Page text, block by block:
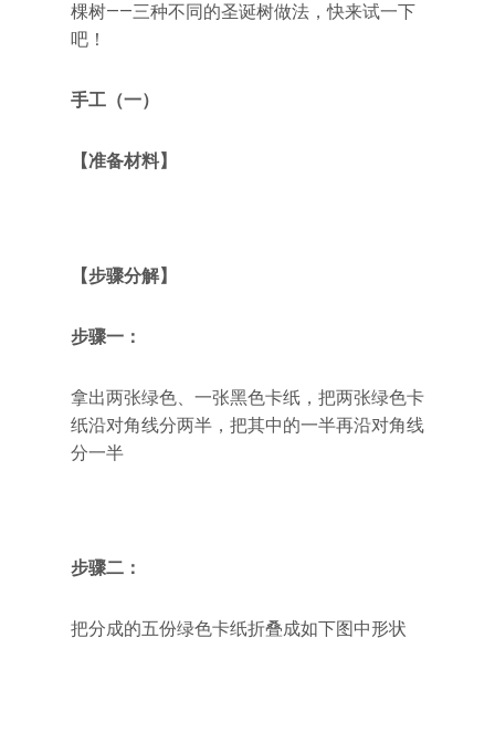
棵树——三种不同的圣诞树做法，快来试一下
吧！
手工（一）
【准备材料】
【步骤分解】
步骤一：
拿出两张绿色、一张黑色卡纸，把两张绿色卡
纸沿对角线分两半，把其中的一半再沿对角线
分一半
步骤二：
把分成的五份绿色卡纸折叠成如下图中形状